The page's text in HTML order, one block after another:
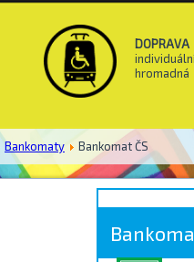
DOPRAVA
hromadná
Bankomaty Bankomat ČS